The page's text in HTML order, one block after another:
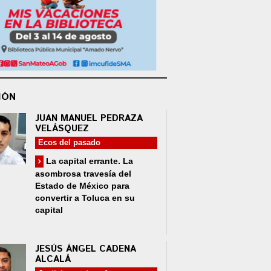
JUAN MANUEL PEDRAZA
VELÁSQUEZ
Ecos del pasado
La capital errante. La
asombrosa travesía del
Estado de México para
convertir a Toluca en su
capital
JESÚS ÁNGEL CADENA
ALCALÁ